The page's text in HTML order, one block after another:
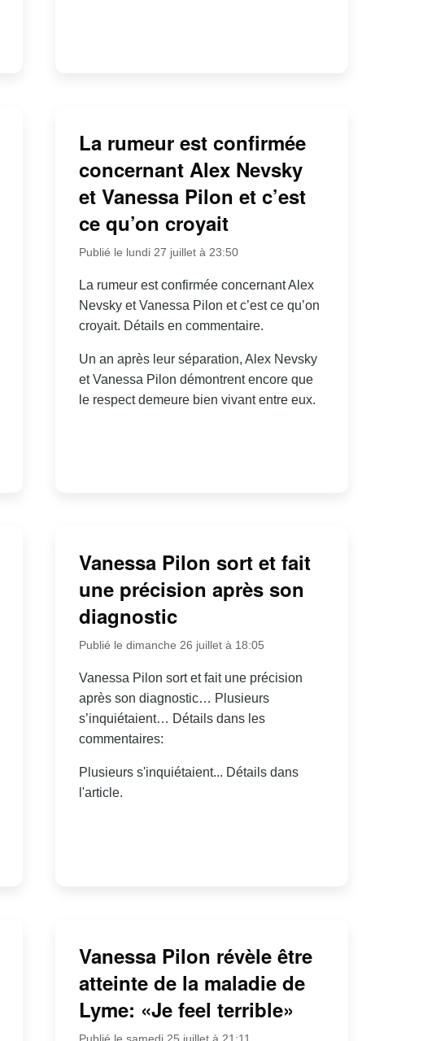
La rumeur est confirmée
concernant Alex Nevsky
et Vanessa Pilon et c’est
ce qu’on croyait
Publié le lundi 27 juillet à 23:50
La rumeur est confirmée concernant Alex
Nevsky et Vanessa Pilon et c’est ce qu’on
croyait. Détails en commentaire.
Un an après leur séparation, Alex Nevsky
et Vanessa Pilon démontrent encore que
le respect demeure bien vivant entre eux.
Vanessa Pilon sort et fait
une précision après son
diagnostic
Publié le dimanche 26 juillet à 18:05
Vanessa Pilon sort et fait une précision
après son diagnostic… Plusieurs
s’inquiétaient… Détails dans les
commentaires:
Plusieurs s'inquiétaient... Détails dans
l'article.
Vanessa Pilon révèle être
atteinte de la maladie de
Lyme: «Je feel terrible»
Publié le samedi 25 juillet à 21:11